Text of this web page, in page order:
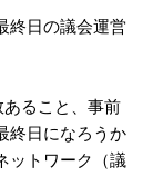
終日の議会運営
ること、事前
終日になろうか
ットワーク（議